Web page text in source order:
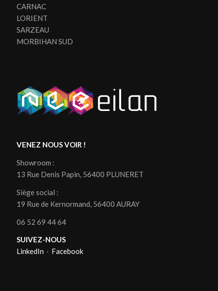
CARNAC
LORIENT
SARZEAU
MORBIHAN SUD
VENEZ NOUS VOIR !
Showroom :
13 Rue Denis Papin, 56400 PLUNERET
Siège social :
19 Rue de Kernormand, 56400 AURAY
06 52 69 44 64
SUIVEZ-NOUS
LinkedIn · Facebook